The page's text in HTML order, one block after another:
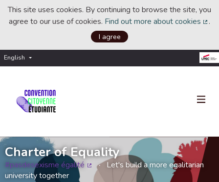
This site uses cookies. By continuing to browse the site, you
agree to our use of cookies. Find out more about cookies .
I agree
English Choisir la langue
Charter of Equality
#pasdesexisme égalité
(External link)
Let's build a more egalitarian
university together